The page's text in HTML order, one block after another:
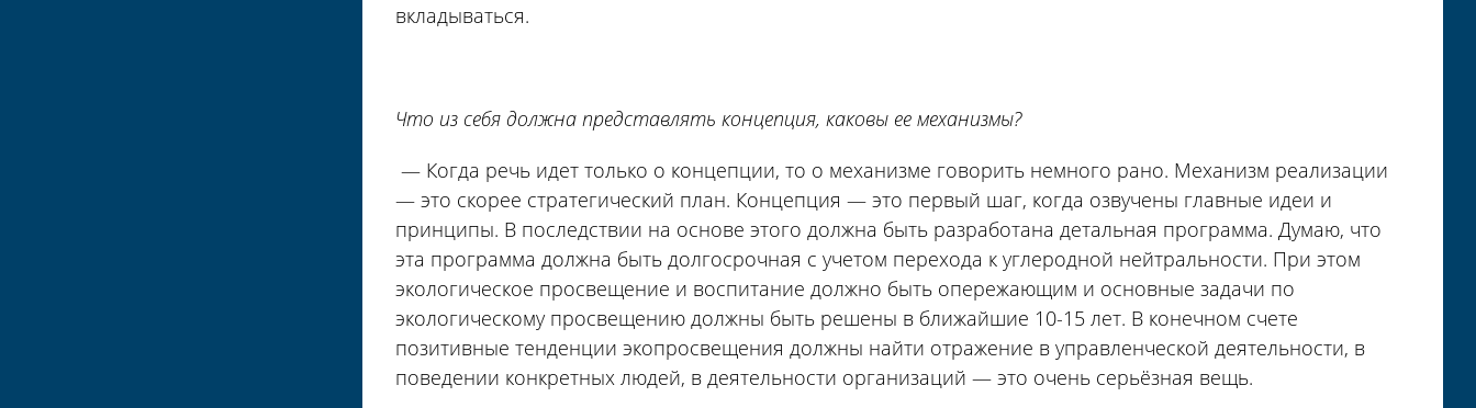
вкладываться.
Что из себя должна представлять концепция, каковы ее механизмы?
— Когда речь идет только о концепции, то о механизме говорить немного рано. Механизм реализации
— это скорее стратегический план. Концепция — это первый шаг, когда озвучены главные идеи и
принципы. В последствии на основе этого должна быть разработана детальная программа. Думаю, что
эта программа должна быть долгосрочная с учетом перехода к углеродной нейтральности. При этом
экологическое просвещение и воспитание должно быть опережающим и основные задачи по
экологическому просвещению должны быть решены в ближайшие 10-15 лет. В конечном счете
позитивные тенденции экопросвещения должны найти отражение в управленческой деятельности, в
поведении конкретных людей, в деятельности организаций — это очень серьёзная вещь.